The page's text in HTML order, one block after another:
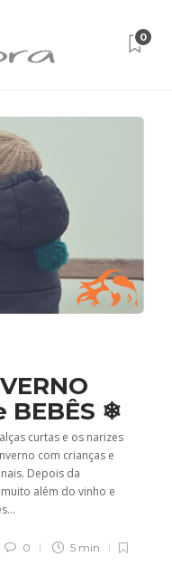
0
BEBÊS ❄
curtas e os narizes
com crianças e
Depois da
além do vinho e
0 5 min